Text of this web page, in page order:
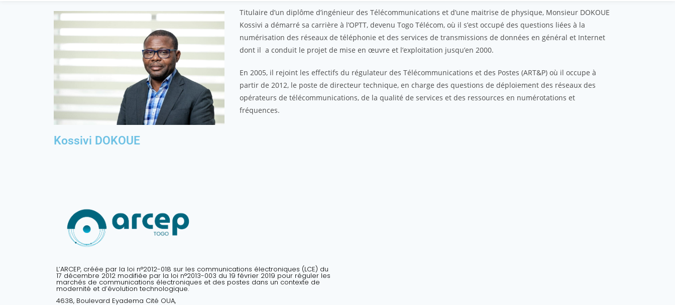
Kossivi DOKOUE
Titulaire d’un diplôme d’ingénieur des Télécommunications et d’une maitrise de physique, Monsieur DOKOUE
Kossivi a démarré sa carrière à l’OPTT, devenu Togo Télécom, où il s’est occupé des questions liées à la
numérisation des réseaux de téléphonie et des services de transmissions de données en général et Internet
dont il a conduit le projet de mise en œuvre et l’exploitation jusqu’en 2000.
En 2005, il rejoint les effectifs du régulateur des Télécommunications et des Postes (ART&P) où il occupe à
partir de 2012, le poste de directeur technique, en charge des questions de déploiement des réseaux des
opérateurs de télécommunications, de la qualité de services et des ressources en numérotations et
fréquences.
L’ARCEP, créée par la loi n°2012-018 sur les communications électroniques (LCE) du
17 décembre 2012 modifiée par la loi n°2013-003 du 19 février 2019 pour réguler les
marchés de communications électroniques et des postes dans un contexte de
modernité et d’évolution technologique.
4638, Boulevard Eyadema Cité OUA,